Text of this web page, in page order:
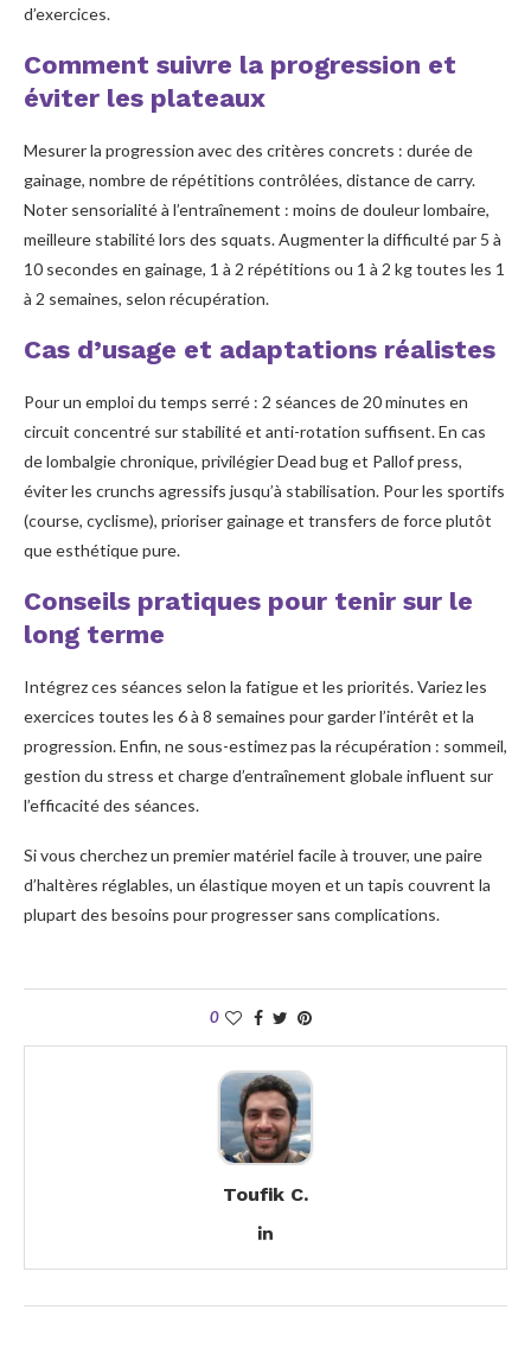
d’exercices.
Comment suivre la progression et
éviter les plateaux
Mesurer la progression avec des critères concrets : durée de
gainage, nombre de répétitions contrôlées, distance de carry.
Noter sensorialité à l’entraînement : moins de douleur lombaire,
meilleure stabilité lors des squats. Augmenter la difficulté par 5 à
10 secondes en gainage, 1 à 2 répétitions ou 1 à 2 kg toutes les 1
à 2 semaines, selon récupération.
Cas d’usage et adaptations réalistes
Pour un emploi du temps serré : 2 séances de 20 minutes en
circuit concentré sur stabilité et anti-rotation suffisent. En cas
de lombalgie chronique, privilégier Dead bug et Pallof press,
éviter les crunchs agressifs jusqu’à stabilisation. Pour les sportifs
(course, cyclisme), prioriser gainage et transfers de force plutôt
que esthétique pure.
Conseils pratiques pour tenir sur le
long terme
Intégrez ces séances selon la fatigue et les priorités. Variez les
exercices toutes les 6 à 8 semaines pour garder l’intérêt et la
progression. Enfin, ne sous-estimez pas la récupération : sommeil,
gestion du stress et charge d’entraînement globale influent sur
l’efficacité des séances.
Si vous cherchez un premier matériel facile à trouver, une paire
d’haltères réglables, un élastique moyen et un tapis couvrent la
plupart des besoins pour progresser sans complications.
0
Toufik C.